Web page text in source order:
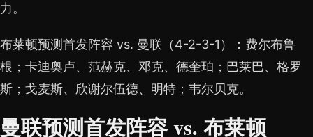
力。
布莱顿预测首发阵容 vs. 曼联（4-2-3-1）：费尔布鲁
根；卡迪奥卢、范赫克、邓克、德奎珀；巴莱巴、格罗
斯；戈麦斯、欣谢尔伍德、明特；韦尔贝克。
曼联预测首发阵容 vs. 布莱顿